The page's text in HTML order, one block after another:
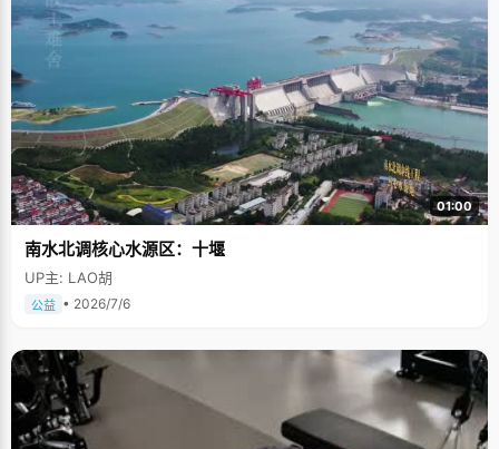
01:00
南水北调核心水源区：十堰
UP主: LAO胡
公益 • 2026/7/6